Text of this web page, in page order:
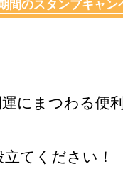
間のスタンプキャン
にまつわる便